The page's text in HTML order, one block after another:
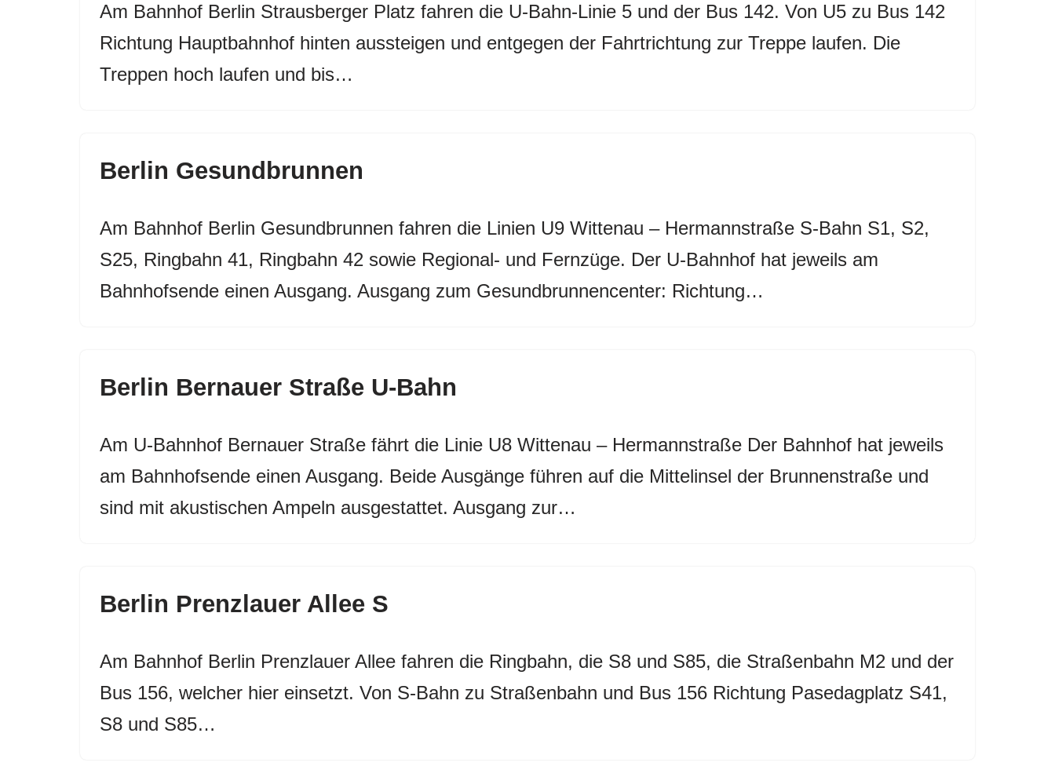
Am Bahnhof Berlin Strausberger Platz fahren die U-Bahn-Linie 5 und der Bus 142. Von U5 zu Bus 142
Richtung Hauptbahnhof hinten aussteigen und entgegen der Fahrtrichtung zur Treppe laufen. Die
Treppen hoch laufen und bis…
Berlin Gesundbrunnen
Am Bahnhof Berlin Gesundbrunnen fahren die Linien U9 Wittenau – Hermannstraße S-Bahn S1, S2,
S25, Ringbahn 41, Ringbahn 42 sowie Regional- und Fernzüge. Der U-Bahnhof hat jeweils am
Bahnhofsende einen Ausgang. Ausgang zum Gesundbrunnencenter: Richtung…
Berlin Bernauer Straße U-Bahn
Am U-Bahnhof Bernauer Straße fährt die Linie U8 Wittenau – Hermannstraße Der Bahnhof hat jeweils
am Bahnhofsende einen Ausgang. Beide Ausgänge führen auf die Mittelinsel der Brunnenstraße und
sind mit akustischen Ampeln ausgestattet. Ausgang zur…
Berlin Prenzlauer Allee S
Am Bahnhof Berlin Prenzlauer Allee fahren die Ringbahn, die S8 und S85, die Straßenbahn M2 und der
Bus 156, welcher hier einsetzt. Von S-Bahn zu Straßenbahn und Bus 156 Richtung Pasedagplatz S41,
S8 und S85…